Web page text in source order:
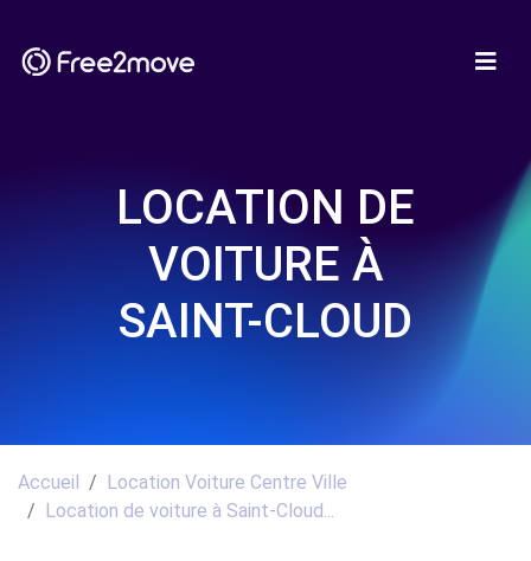
LOCATION DE
VOITURE À
SAINT-CLOUD
Accueil
Location Voiture Centre Ville
Location de voiture à Saint-Cloud...